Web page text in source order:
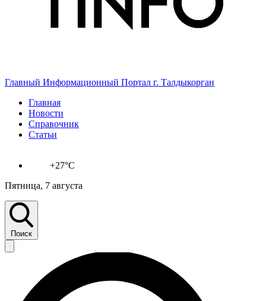
Главный Информационный Портал г. Талдыкорган
Главная
Новости
Справочник
Статьи
+27°C
Пятница, 7 августа
Поиск